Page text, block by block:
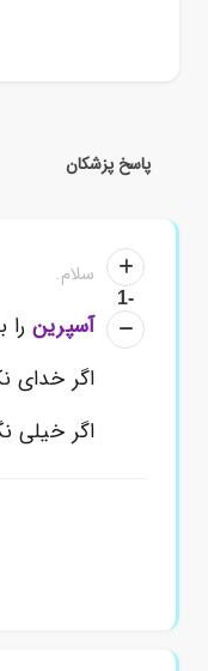
پاسخ پزشکان
-1
سلام.
آسپرینرا
اگر خدای
اگر خیلی